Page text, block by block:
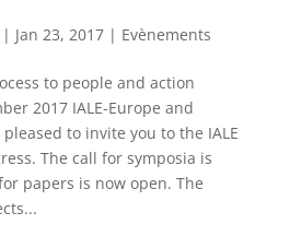
Jan 23, 2017| Evènements
to people and action
2017 IALE-Europe and
to invite you to the IALE
The call for symposia is
papers is now open. The